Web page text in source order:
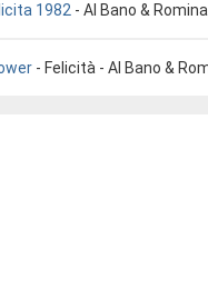
1982 - Al Bano & Romina Power -
- Felicità - Al Bano & Romina